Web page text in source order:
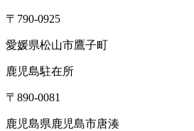
〒790-0925
愛媛県松山市鷹子町
鹿児島駐在所
〒890-0081
鹿児島県鹿児島市唐湊